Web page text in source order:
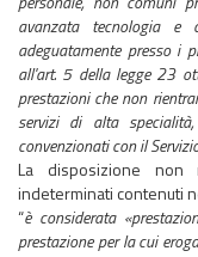
avanzata tecnologia e
adeguatamente presso i
all'art. 5 della legge 23
prestazioni che non
servizi di alta
convenzionati con il
La disposizione non
indeterminati contenuti
“è considerata
prestazione per la cui